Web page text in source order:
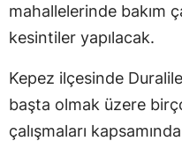
mahallelerinde bakım
kesintiler yapılacak.
Kepez ilçesinde
başta olmak üzere
çalışmaları